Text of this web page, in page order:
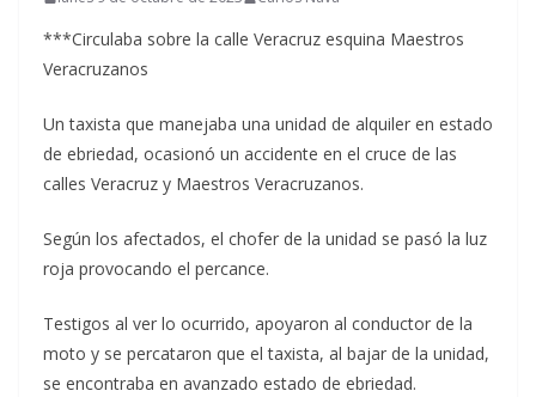
***Circulaba sobre la calle Veracruz esquina Maestros
Veracruzanos
Un taxista que manejaba una unidad de alquiler en estado
de ebriedad, ocasionó un accidente en el cruce de las
calles Veracruz y Maestros Veracruzanos.
Según los afectados, el chofer de la unidad se pasó la luz
roja provocando el percance.
Testigos al ver lo ocurrido, apoyaron al conductor de la
moto y se percataron que el taxista, al bajar de la unidad,
se encontraba en avanzado estado de ebriedad.